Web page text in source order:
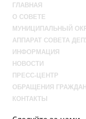
ГЛАВНАЯ
О СОВЕТЕ
МУНИЦИПАЛЬНЫЙ
АППАРАТ СОВЕТА
ИНФОРМАЦИЯ
НОВОСТИ
ПРЕСС-ЦЕНТР
ОБРАЩЕНИЯ ГРАЖДАН
КОНТАКТЫ